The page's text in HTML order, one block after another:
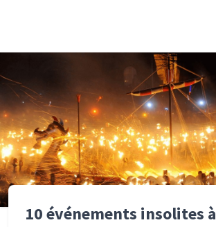
10 événements insolites à